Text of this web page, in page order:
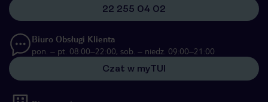
22 255 04 02
Biuro Obsługi Klienta
pon. – pt. 08:00–22:00, sob. – niedz. 09:00–21:00
Czat w myTUI